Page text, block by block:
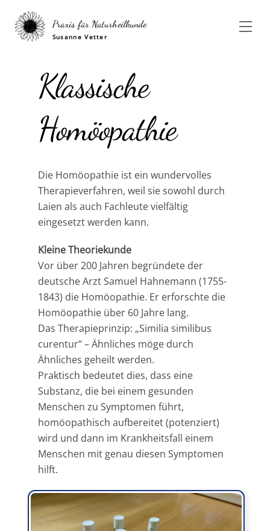
content
Praxis für Naturheilkunde
Susanne Vetter
Klassische
Homöopathie
Die Homöopathie ist ein wundervolles
Therapieverfahren, weil sie sowohl durch
Laien als auch Fachleute vielfältig
eingesetzt werden kann.
Kleine Theoriekunde
Vor über 200 Jahren begründete der
deutsche Arzt Samuel Hahnemann (1755-
1843) die Homöopathie. Er erforschte die
Homöopathie über 60 Jahre lang.
Das Therapieprinzip: „Similia similibus
curentur“ – Ähnliches möge durch
Ähnliches geheilt werden.
Praktisch bedeutet dies, dass eine
Substanz, die bei einem gesunden
Menschen zu Symptomen führt,
homöopathisch aufbereitet (potenziert)
wird und dann im Krankheitsfall einem
Menschen mit genau diesen Symptomen
hilft.